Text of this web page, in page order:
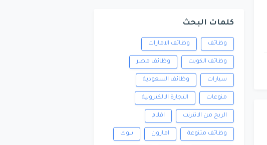
كلمات البحث
وظائف وظائف الامارات
وظائف الكويت وظائف مصر
سيارات وظائف السعودية
منوعات التجارة الالكترونية
الربح من الانترنت افلام
وظائف متنوعة امازون بنوك